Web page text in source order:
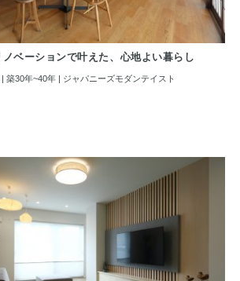
ベーションで叶えた、心地よい暮らし
築30年~40年 | ジャパニーズモダンテイスト